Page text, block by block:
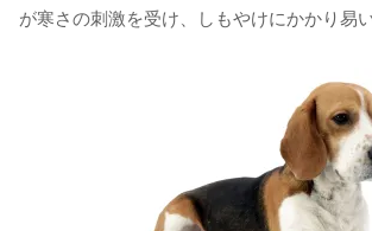
が寒さの刺激を受け、しもやけにかかり易